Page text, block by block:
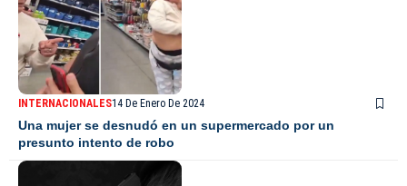
INTERNACIONALES14 De Enero De 2024
Una mujer se desnudó en un supermercado por un
presunto intento de robo